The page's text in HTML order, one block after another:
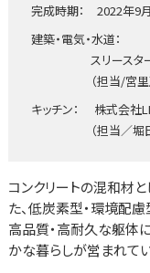
完成時期： 2022年9月
建築・電気・水道：
スリースター
（担当/宮里正
キッチン： 株式会社
（担当／堀田
コンクリートの混和材と
た、低炭素型・環境配
高品質・高耐久な躯体
かな暮らしが営まれてい